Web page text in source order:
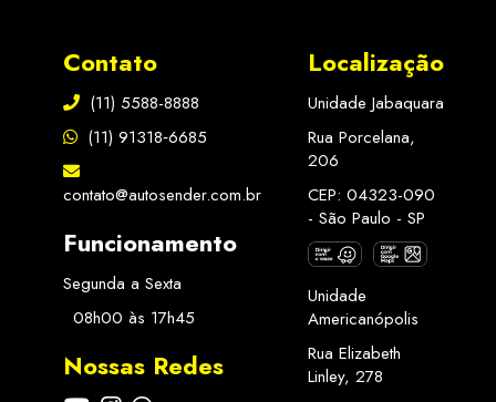
Contato
(11) 5588-8888
(11) 91318‑6685
contato@autosender.com.br
Funcionamento
Segunda a Sexta
08h00 às 17h45
Nossas Redes
Localização
Unidade Jabaquara
Rua Porcelana,
206
CEP: 04323-090
- São Paulo - SP
Unidade
Americanópolis
Rua Elizabeth
Linley, 278